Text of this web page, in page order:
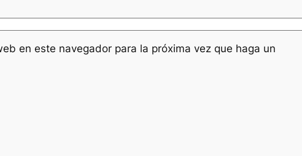
en este navegador para la próxima vez que haga un